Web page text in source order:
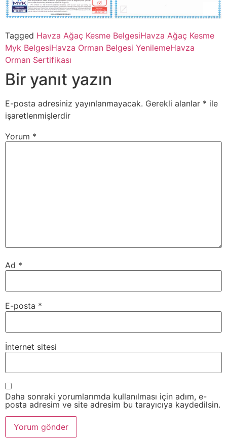
Tagged Havza Ağaç Kesme BelgesiHavza Ağaç Kesme
Myk BelgesiHavza Orman Belgesi YenilemeHavza
Orman Sertifikası
Bir yanıt yazın
E-posta adresiniz yayınlanmayacak. Gerekli alanlar * ile
işaretlenmişlerdir
Yorum *
Ad *
E-posta *
İnternet sitesi
Daha sonraki yorumlarımda kullanılması için adım, e-
posta adresim ve site adresim bu tarayıcıya kaydedilsin.